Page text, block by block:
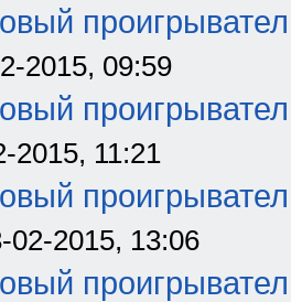
2015, 09:59
2015, 11:21
02-2015, 13:06